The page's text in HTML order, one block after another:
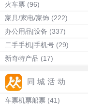
火车票 (96)
家具/家电/家饰 (222)
办公用品|设备 (337)
二手手机|手机号 (29)
新奇特产品 (17)
同城活动
车票机票船票 (41)